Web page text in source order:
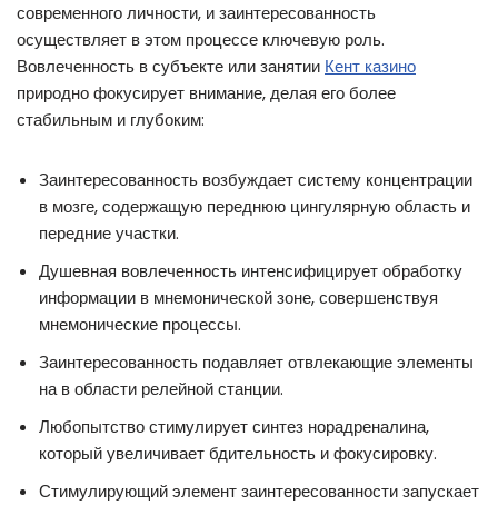
современного личности, и заинтересованность
осуществляет в этом процессе ключевую роль.
Вовлеченность в субъекте или занятии Кент казино
природно фокусирует внимание, делая его более
стабильным и глубоким:
Заинтересованность возбуждает систему концентрации
в мозге, содержащую переднюю цингулярную область и
передние участки.
Душевная вовлеченность интенсифицирует обработку
информации в мнемонической зоне, совершенствуя
мнемонические процессы.
Заинтересованность подавляет отвлекающие элементы
на в области релейной станции.
Любопытство стимулирует синтез норадреналина,
который увеличивает бдительность и фокусировку.
Стимулирующий элемент заинтересованности запускает